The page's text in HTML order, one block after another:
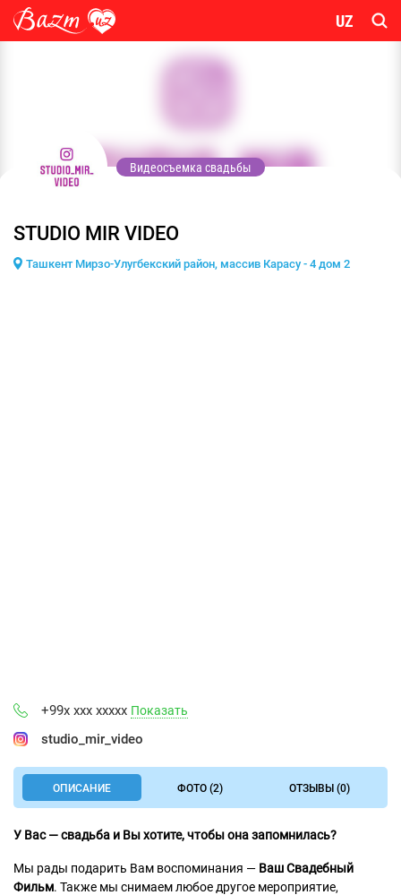
UZ
Видеосъемка свадьбы
STUDIO MIR VIDEO
Ташкент Мирзо-Улугбекский район, массив Карасу - 4 дом 2
+99x xxx xxxxx Показать
studio_mir_video
ОПИСАНИЕ ФОТО (2) ОТЗЫВЫ (0)
У Вас — свадьба и Вы хотите, чтобы она запомнилась?
Мы рады подарить Вам воспоминания — Ваш Свадебный
Фильм. Также мы снимаем любое другое мероприятие,